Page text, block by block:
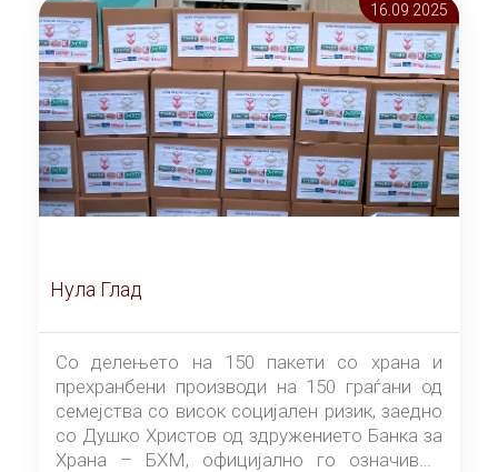
16.09 2025
Нула Глад
Со делењето на 150 пакети со храна и
прехранбени производи на 150 граѓани од
семејства со висок социјален ризик, заедно
со Душко Христов од здружението Банка за
Храна – БХМ, официјално го означивме